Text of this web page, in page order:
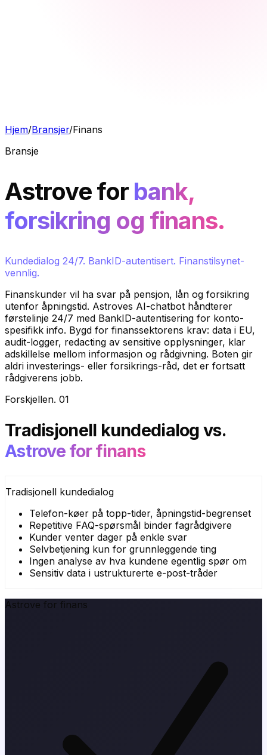
Hjem/Bransjer/Finans
Bransje
Astrove for bank,
forsikring og finans.
Kundedialog 24/7. BankID-autentisert. Finanstilsynet-
vennlig.
Finanskunder vil ha svar på pensjon, lån og forsikring
utenfor åpningstid. Astroves AI-chatbot håndterer
førstelinje 24/7 med BankID-autentisering for konto-
spesifikk info. Bygd for finanssektorens krav: data i EU,
audit-logger, redacting av sensitive opplysninger, klar
adskillelse mellom informasjon og rådgivning. Boten gir
aldri investerings- eller forsikrings-råd, det er fortsatt
rådgiverens jobb.
Forskjellen. 01
Tradisjonell kundedialog vs.
Astrove for finans
Tradisjonell kundedialog
Telefon-køer på topp-tider, åpningstid-begrenset
Repetitive FAQ-spørsmål binder fagrådgivere
Kunder venter dager på enkle svar
Selvbetjening kun for grunnleggende ting
Ingen analyse av hva kundene egentlig spør om
Sensitiv data i ustrukturerte e-post-tråder
Astrove for finans